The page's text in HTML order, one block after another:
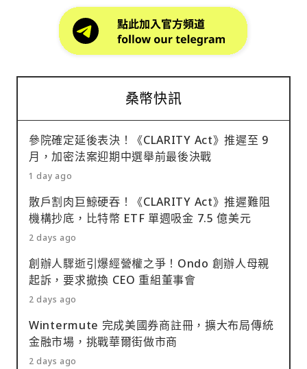
桑幣快訊
參院確定延後表決！《CLARITY Act》推遲至 9
月，加密法案迎期中選舉前最後決戰
1 day ago
散戶割肉巨鯨硬吞！《CLARITY Act》推遲難阻
機構抄底，比特幣 ETF 單週吸金 7.5 億美元
2 days ago
創辦人驟逝引爆經營權之爭！Ondo 創辦人母親
起訴，要求撤換 CEO 重組董事會
2 days ago
Wintermute 完成美國券商註冊，擴大布局傳統
金融市場，挑戰華爾街做市商
2 days ago